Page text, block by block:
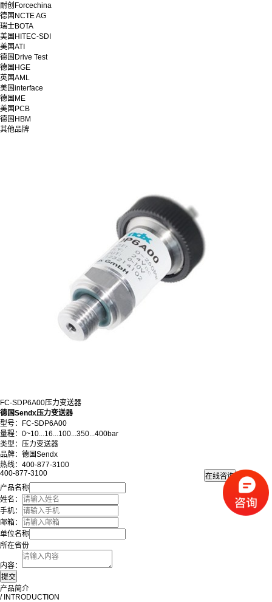
耐创Forcechina
德国NCTE AG
瑞士BOTA
美国HITEC-SDI
美国ATI
德国Drive Test
德国HGE
英国AML
美国interface
德国ME
美国PCB
德国HBM
其他品牌
FC-SDP6A00压力变送器
德国Sendx压力变送器
型号：FC-SDP6A00
量程：0~10...16...100...350...400bar
类型：压力变送器
品牌：德国Sendx
热线：400-877-3100
400-877-3100
产品名称
姓名：
手机：
邮箱：
单位名称
所在省份
内容：
产品简介
/ INTRODUCTION